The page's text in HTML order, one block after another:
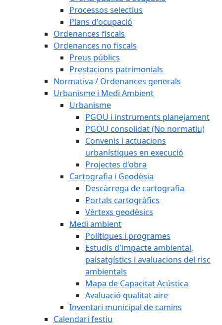
Processos selectius
Plans d'ocupació
Ordenances fiscals
Ordenances no fiscals
Preus públics
Prestacions patrimonials
Normativa / Ordenances generals
Urbanisme i Medi Ambient
Urbanisme
PGOU i instruments planejament
PGOU consolidat (No normatiu)
Convenis i actuacions
urbanístiques en execució
Projectes d'obra
Cartografia i Geodèsia
Descàrrega de cartografia
Portals cartogràfics
Vèrtexs geodèsics
Medi ambient
Polítiques i programes
Estudis d'impacte ambiental,
paisatgístics i avaluacions del risc
ambientals
Mapa de Capacitat Acústica
Avaluació qualitat aire
Inventari municipal de camins
Calendari festiu